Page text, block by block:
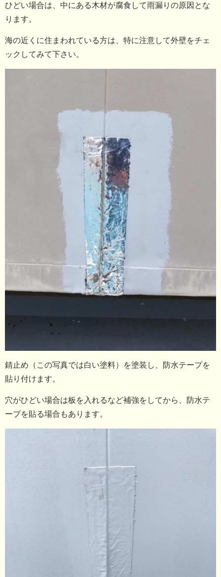
ひどい場合は、中にある木材が腐食して雨漏りの原因とな
ります。
海の近くに住まわれている方は、特に注意して外壁をチェ
ックしてみて下さい。
錆止め（この写真では白い塗料）を塗装し、防水テープを
貼り付けます。
穴がひどい場合は板を入れるなど補強をしてから、防水テ
ープを貼る場合もあります。